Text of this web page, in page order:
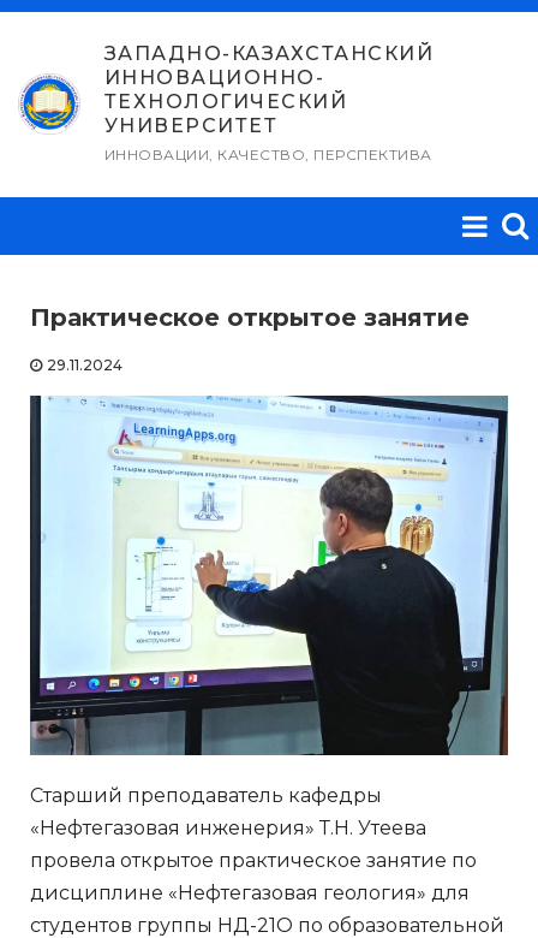
Перейти
содержимому
ЗАПАДНО-КАЗАХСТАНСКИЙ
ИННОВАЦИОННО-
ТЕХНОЛОГИЧЕСКИЙ
УНИВЕРСИТЕТ
ИННОВАЦИИ, КАЧЕСТВО, ПЕРСПЕКТИВА
Практическое открытое занятие
29.11.2024
Старший преподаватель кафедры
«Нефтегазовая инженерия» Т.Н. Утеева
провела открытое практическое занятие по
дисциплине «Нефтегазовая геология» для
студентов группы НД-21О по образовательной